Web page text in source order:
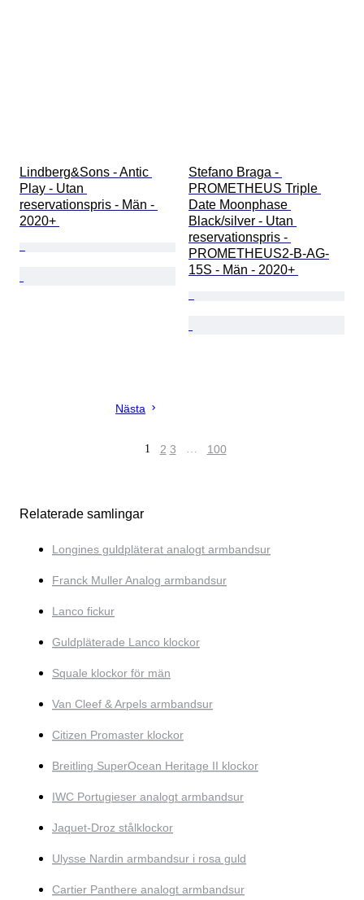
Lindberg&Sons - Antic
Play - Utan
reservationspris - Män -
2020+
Stefano Braga -
PROMETHEUS Triple
Date Moonphase
Black/silver - Utan
reservationspris -
PROMETHEUS2-B-AG-
15S - Män - 2020+
Nästa
1 2 3 … 100
Relaterade samlingar
Longines guldpläterat analogt armbandsur
Franck Muller Analog armbandsur
Lanco fickur
Guldpläterade Lanco klockor
Squale klockor för män
Van Cleef & Arpels armbandsur
Citizen Promaster klockor
Breitling SuperOcean Heritage II klockor
IWC Portugieser analogt armbandsur
Jaquet-Droz stålklockor
Ulysse Nardin armbandsur i rosa guld
Cartier Panthere analogt armbandsur